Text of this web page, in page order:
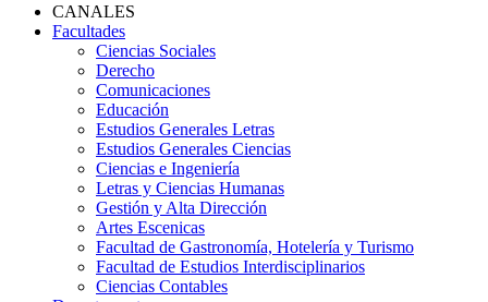
CANALES
Facultades
Ciencias Sociales
Derecho
Comunicaciones
Educación
Estudios Generales Letras
Estudios Generales Ciencias
Ciencias e Ingeniería
Letras y Ciencias Humanas
Gestión y Alta Dirección
Artes Escenicas
Facultad de Gastronomía, Hotelería y Turismo
Facultad de Estudios Interdisciplinarios
Ciencias Contables